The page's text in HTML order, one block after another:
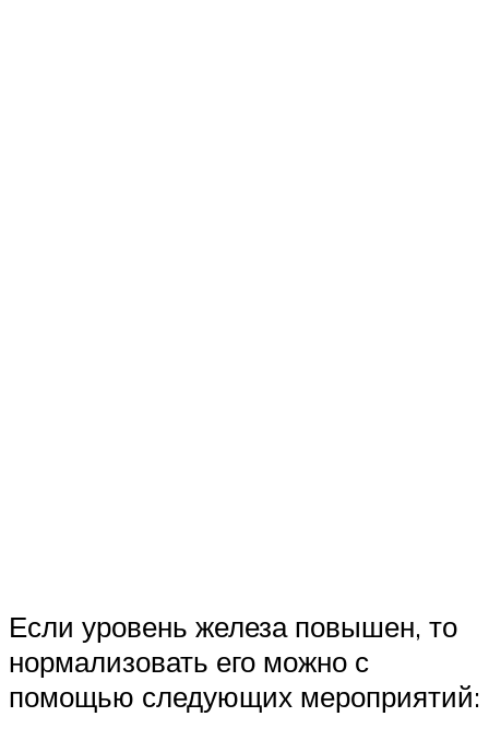
Если уровень железа повышен, то
нормализовать его можно с
помощью следующих мероприятий: